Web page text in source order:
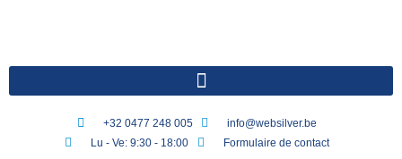
+32 0477 248 005
info@websilver.be
Lu - Ve: 9:30 - 18:00
Formulaire de contact